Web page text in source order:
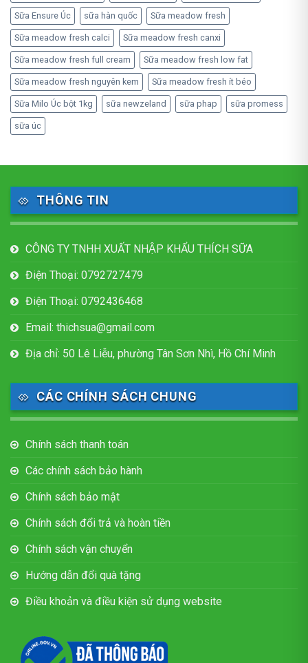
Sữa Ensure Úc sữa hàn quốc Sữa meadow fresh
Sữa meadow fresh calci Sữa meadow fresh canxi
Sữa meadow fresh full cream Sữa meadow fresh low fat
Sữa meadow fresh nguyên kem Sữa meadow fresh ít béo
Sữa Milo Úc bột 1kg sữa newzeland sữa phap sữa promess
sữa úc
THÔNG TIN
CÔNG TY TNHH XUẤT NHẬP KHẨU THÍCH SỮA
Điện Thoại: 0792727479
Điện Thoại: 0792436468
Email: thichsua@gmail.com
Địa chỉ: 50 Lê Liễu, phường Tân Sơn Nhì, Hồ Chí Minh
CÁC CHÍNH SÁCH CHUNG
Chính sách thanh toán
Các chính sách bảo hành
Chính sách bảo mật
Chính sách đổi trả và hoàn tiền
Chính sách vận chuyển
Hướng dẫn đổi quà tặng
Điều khoản và điều kiện sử dụng website